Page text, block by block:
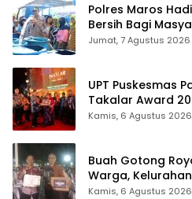
Polres Maros
Bersih Bagi
Air Bersih Di Maros
Jumat, 7 Agustus 2026
UPT Puskesmas
Takalar Award
Hadirkan
Kamis, 6 Agustus 2026
Buah Gotong
Warga,
Takalar Award
Kamis, 6 Agustus 2026